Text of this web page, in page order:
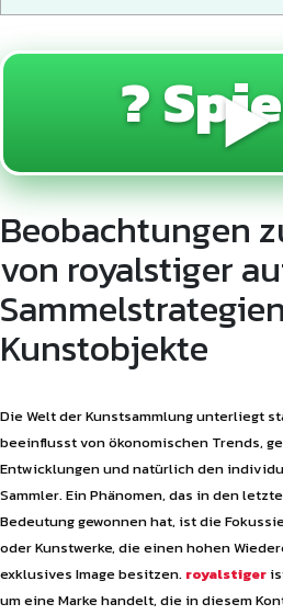
? ▶️
Beobachtungen
von royalstiger
Kunstobjekte
Die Welt der Kunstsammlung unterliegt
beeinflusst von ökonomischen Trends,
Entwicklungen und natürlich den
Sammler. Ein Phänomen, das in den
Bedeutung gewonnen hat, ist die
oder Kunstwerke, die einen hohen
exklusives Image besitzen. royalstiger
um eine Marke handelt, die in diesem